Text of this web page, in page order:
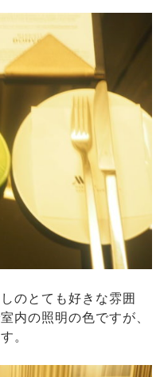
のとても好きな雰囲
内の照明の色ですが、
。